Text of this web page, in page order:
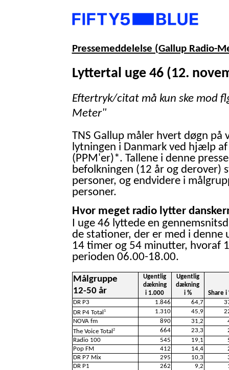
Pressemeddelelse (Gallup Radio-
Lyttertal uge 46 (12.
Eftertryk/citat må kun ske mod
Meter"
TNS Gallup måler hvert døgn på
lytningen i Danmark ved hjælp
(PPM'er)*. Tallene i denne
befolkningen (12 år og derover)
personer, og endvidere i
personer.
Hvor meget radio lytter
I uge 46 lyttede en
de stationer, der er med i denne
14 timer og 54 minutter, hvoraf
perioden 06.00-18.00.
Målgruppe
12-50 år
Ugentlig
dækning
i 1.000
Ugentlig
dækning
i %
Share i
DR P3
1.846 64,7
DR P4 Total 1 1.310 45,9
NOVA fm
890 31,2
The Voice Total 2 664 23,3
Radio 100
545 19,1
Pop FM
412 14,4
DR P7 Mix
295 10,3
DR P1
262 9,2